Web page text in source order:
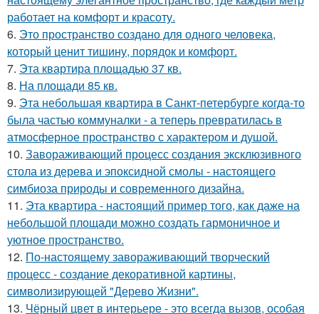
работает на комфорт и красоту.
6. Это пространство создано для одного человека,
который ценит тишину, порядок и комфорт.
7. Эта квартира площадью 37 кв.
8. На площади 85 кв.
9. Эта небольшая квартира в Санкт-петербурге когда-то
была частью коммуналки - а теперь превратилась в
атмосферное пространство с характером и душой.
10. Завораживающий процесс создания эксклюзивного
стола из дерева и эпоксидной смолы - настоящего
симбиоза природы и современного дизайна.
11. Эта квартира - настоящий пример того, как даже на
небольшой площади можно создать гармоничное и
уютное пространство.
12. По-настоящему завораживающий творческий
процесс - создание декоративной картины,
символизирующей "Дерево Жизни".
13. Чёрный цвет в интерьере - это всегда вызов, особая